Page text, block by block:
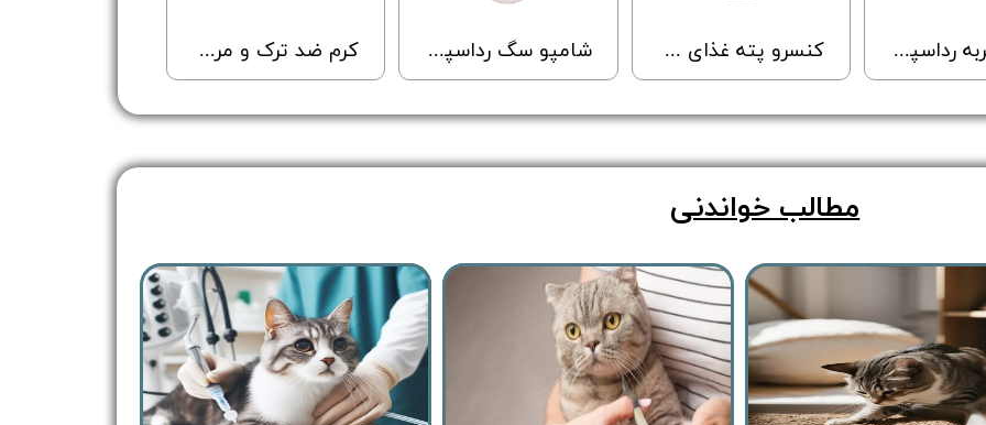
کرم ضد ترک و مرطوب کننده پنجه سگ و گربه پتوپیا با طعم توت فرنگی - Petopia Paw balm lickable شامپو سگ رداسپرینگ مناسب انواع مو با رایحه آدامس - Redspring Dog Chewing Gum Shampoo - حجم 300 میلی لیتر کنسرو پته غذای سگ شایر با طعم مرغ - Shayer Pate Dog Food Chicken - وزن 400 گرم شامپو گربه رداسپرینگ برای هر نوع مو با رایحه هلو - Redspring Cat Shampoo Peach Flavour - حجم 250 میلی لیتر
مطالب خواندنی